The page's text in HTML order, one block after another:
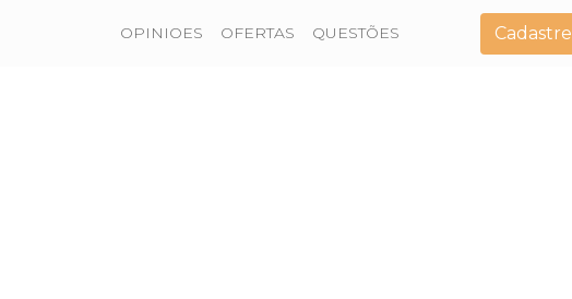
OPINIOES OFERTAS QUESTÕES